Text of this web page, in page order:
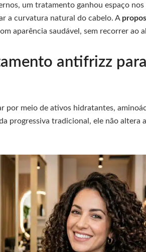
um tratamento ganhou espaço
a curvatura natural do cabelo. A
aparência saudável, sem recorrer ao
antifrizz
por meio de ativos hidratantes,
progressiva tradicional, ele não altera